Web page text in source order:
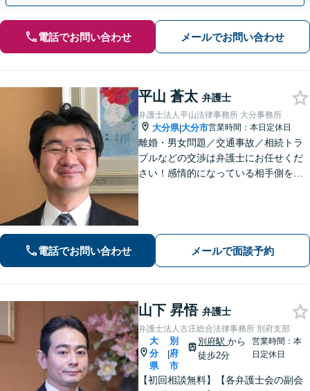
電話でお問い合わせ メールでお問い合わせ
平山 蒼太 弁護士
弁護士法人平山法律事務所 大分事務所
大分県|大分市営業時間：本日定休日
離婚・男女問題／交通事故／相続トラ
ブルなどの交渉は弁護士にお任せくだ
さい！感情的になっている相手側を冷
ヒアリングします。
電話でお問い合わせ メールで面談予約
山下 昇悟 弁護士
弁護士法人古庄総合法律事務所 別府支部
大
分
県
|
別
府
市
別府駅から
徒歩2分
営業時間：本
日定休日
【初回相談無料】【各弁護士会の副会